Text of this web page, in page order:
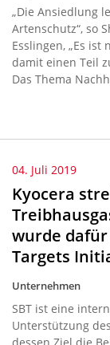
„Die Ansiedlung
Artenschutz“, so
Esslingen, „Es
damit einen Teil
Das Thema
04. Juli 2019
Kyocera
wurde dafür
Targets
Unternehmen
SBT ist eine
Unterstützung